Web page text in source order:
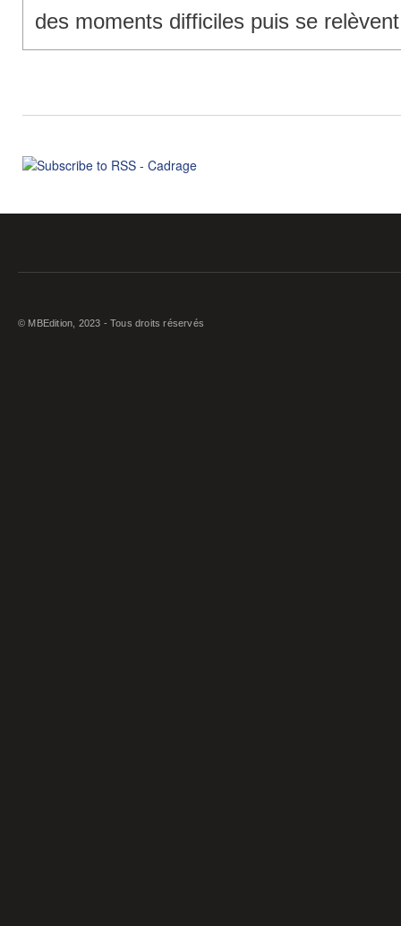
des moments difficiles puis se
© MBEdition, 2023 - Tous droits réservés